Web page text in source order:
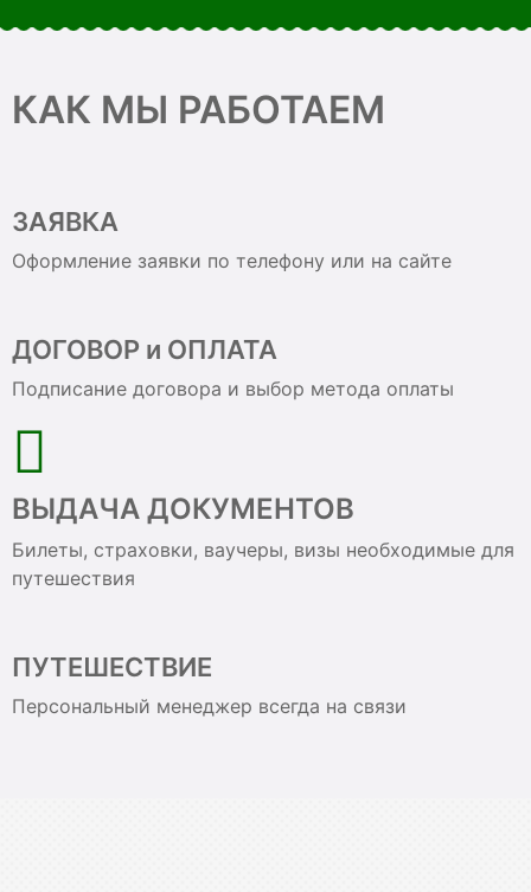
КАК МЫ РАБОТАЕМ
ЗАЯВКА
Оформление заявки по телефону или на сайте
ДОГОВОР и ОПЛАТА
Подписание договора и выбор метода оплаты
ВЫДАЧА ДОКУМЕНТОВ
Билеты, страховки, ваучеры, визы необходимые для
путешествия
ПУТЕШЕСТВИЕ
Персональный менеджер всегда на связи